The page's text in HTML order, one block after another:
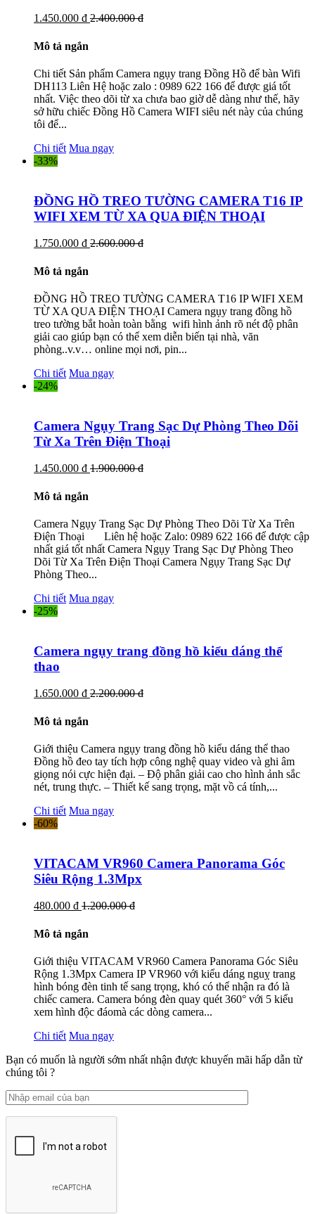
1.450.000 đ 2.400.000 đ
Mô tả ngắn
Chi tiết Sản phẩm Camera ngụy trang Đồng Hồ để bàn Wifi
DH113 Liên Hệ hoặc zalo : 0989 622 166 để được giá tốt
nhất. Việc theo dõi từ xa chưa bao giờ dễ dàng như thế, hãy
sở hữu chiếc Đồng Hồ Camera WIFI siêu nét này của chúng
tôi để...
Chi tiết Mua ngay
-33%
ĐỒNG HỒ TREO TƯỜNG CAMERA T16 IP
WIFI XEM TỪ XA QUA ĐIỆN THOẠI
1.750.000 đ 2.600.000 đ
Mô tả ngắn
ĐỒNG HỒ TREO TƯỜNG CAMERA T16 IP WIFI XEM
TỪ XA QUA ĐIỆN THOẠI Camera ngụy trang đồng hồ
treo tường bắt hoàn toàn bằng wifi hình ảnh rõ nét độ phân
giải cao giúp bạn có thể xem diễn biến tại nhà, văn
phòng..v.v… online mọi nơi, pin...
Chi tiết Mua ngay
-24%
Camera Ngụy Trang Sạc Dự Phòng Theo Dõi
Từ Xa Trên Điện Thoại
1.450.000 đ 1.900.000 đ
Mô tả ngắn
Camera Ngụy Trang Sạc Dự Phòng Theo Dõi Từ Xa Trên
Điện Thoại Liên hệ hoặc Zalo: 0989 622 166 để được cập
nhất giá tốt nhất Camera Ngụy Trang Sạc Dự Phòng Theo
Dõi Từ Xa Trên Điện Thoại Camera Ngụy Trang Sạc Dự
Phòng Theo...
Chi tiết Mua ngay
-25%
Camera ngụy trang đồng hồ kiểu dáng thể
thao
1.650.000 đ 2.200.000 đ
Mô tả ngắn
Giới thiệu Camera ngụy trang đồng hồ kiểu dáng thể thao
Đồng hồ đeo tay tích hợp công nghệ quay video và ghi âm
giọng nói cực hiện đại. – Độ phân giải cao cho hình ảnh sắc
nét, trung thực. – Thiết kế sang trọng, mặt vồ cá tính,...
Chi tiết Mua ngay
-60%
VITACAM VR960 Camera Panorama Góc
Siêu Rộng 1.3Mpx
480.000 đ 1.200.000 đ
Mô tả ngắn
Giới thiệu VITACAM VR960 Camera Panorama Góc Siêu
Rộng 1.3Mpx Camera IP VR960 với kiểu dáng nguỵ trang
hình bóng đèn tinh tế sang trọng, khó có thể nhận ra đó là
chiếc camera. Camera bóng đèn quay quét 360° với 5 kiểu
xem hình độc đáomà các dòng camera...
Chi tiết Mua ngay
Bạn có muốn là người sớm nhất nhận được khuyến mãi hấp dẫn từ
chúng tôi ?